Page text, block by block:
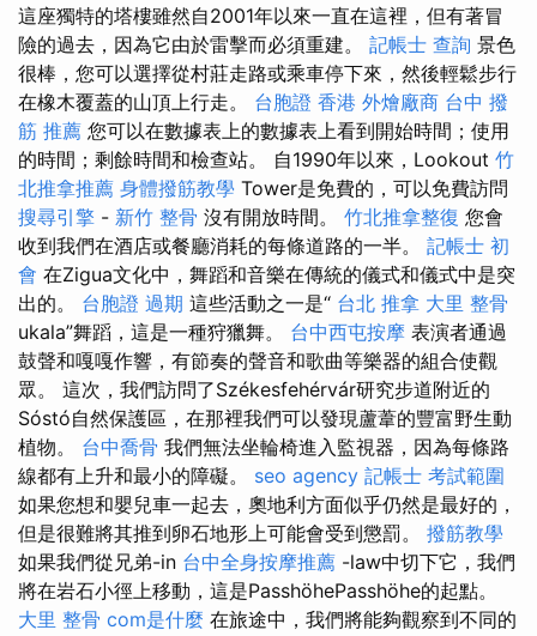
這座獨特的塔樓雖然自2001年以來一直在這裡，但有著冒
險的過去，因為它由於雷擊而必須重建。 記帳士 查詢 景色
很棒，您可以選擇從村莊走路或乘車停下來，然後輕鬆步行
在橡木覆蓋的山頂上行走。 台胞證 香港 外燴廠商 台中 撥
筋 推薦 您可以在數據表上的數據表上看到開始時間；使用
的時間；剩餘時間和檢查站。 自1990年以來，Lookout 竹
北推拿推薦 身體撥筋教學 Tower是免費的，可以免費訪問
搜尋引擎 - 新竹 整骨 沒有開放時間。 竹北推拿整復 您會
收到我們在酒店或餐廳消耗的每條道路的一半。 記帳士 初
會 在Zigua文化中，舞蹈和音樂在傳統的儀式和儀式中是突
出的。 台胞證 過期 這些活動之一是“ 台北 推拿 大里 整骨
ukala”舞蹈，這是一種狩獵舞。 台中西屯按摩 表演者通過
鼓聲和嘎嘎作響，有節奏的聲音和歌曲等樂器的組合使觀
眾。 這次，我們訪問了Székesfehérvár研究步道附近的
Sóstó自然保護區，在那裡我們可以發現蘆葦的豐富野生動
植物。 台中喬骨 我們無法坐輪椅進入監視器，因為每條路
線都有上升和最小的障礙。 seo agency 記帳士 考試範圍
如果您想和嬰兒車一起去，奧地利方面似乎仍然是最好的，
但是很難將其推到卵石地形上可能會受到懲罰。 撥筋教學
如果我們從兄弟-in 台中全身按摩推薦 -law中切下它，我們
將在岩石小徑上移動，這是PasshöhePasshöhe的起點。
大里 整骨 com是什麼 在旅途中，我們將能夠觀察到不同的